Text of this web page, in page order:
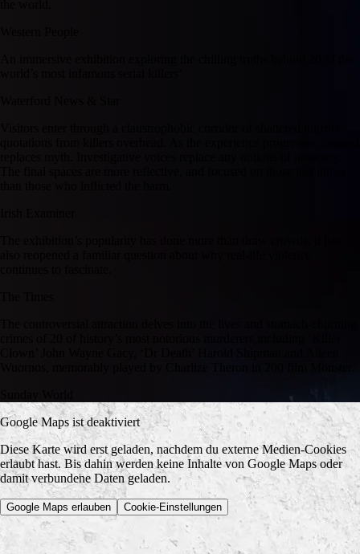
Google Maps ist deaktiviert
Diese Karte wird erst geladen, nachdem du externe Medien-Cookies
erlaubt hast. Bis dahin werden keine Inhalte von Google Maps oder
damit verbundene Daten geladen.
Google Maps erlauben Cookie-Einstellungen